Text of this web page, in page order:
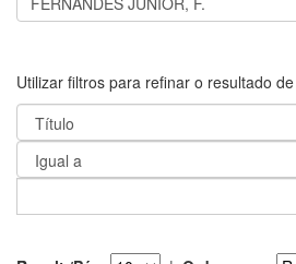
Utilizar filtros para refinar o resultado